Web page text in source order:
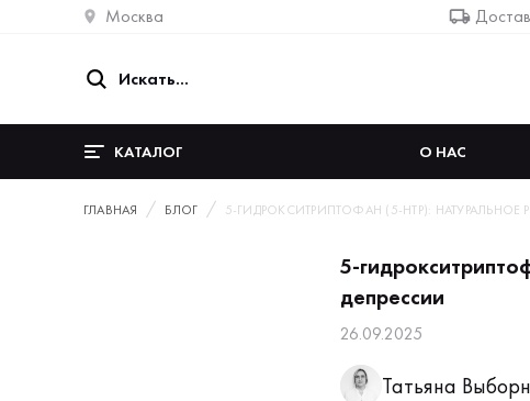
Москва
КАТАЛОГ О НАС
ГЛАВНАЯ БЛОГ 5-ГИДРОКСИТРИПТОФАН (5-HTP):
5-
депрессии
26.09.2025
Татьяна